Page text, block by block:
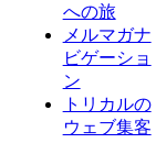
への旅
メルマガナ
ビゲーショ
ン
トリカルの
ウェブ集客